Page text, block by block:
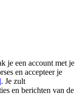
je een account met je
en accepteer je
. Je zult
en berichten van de